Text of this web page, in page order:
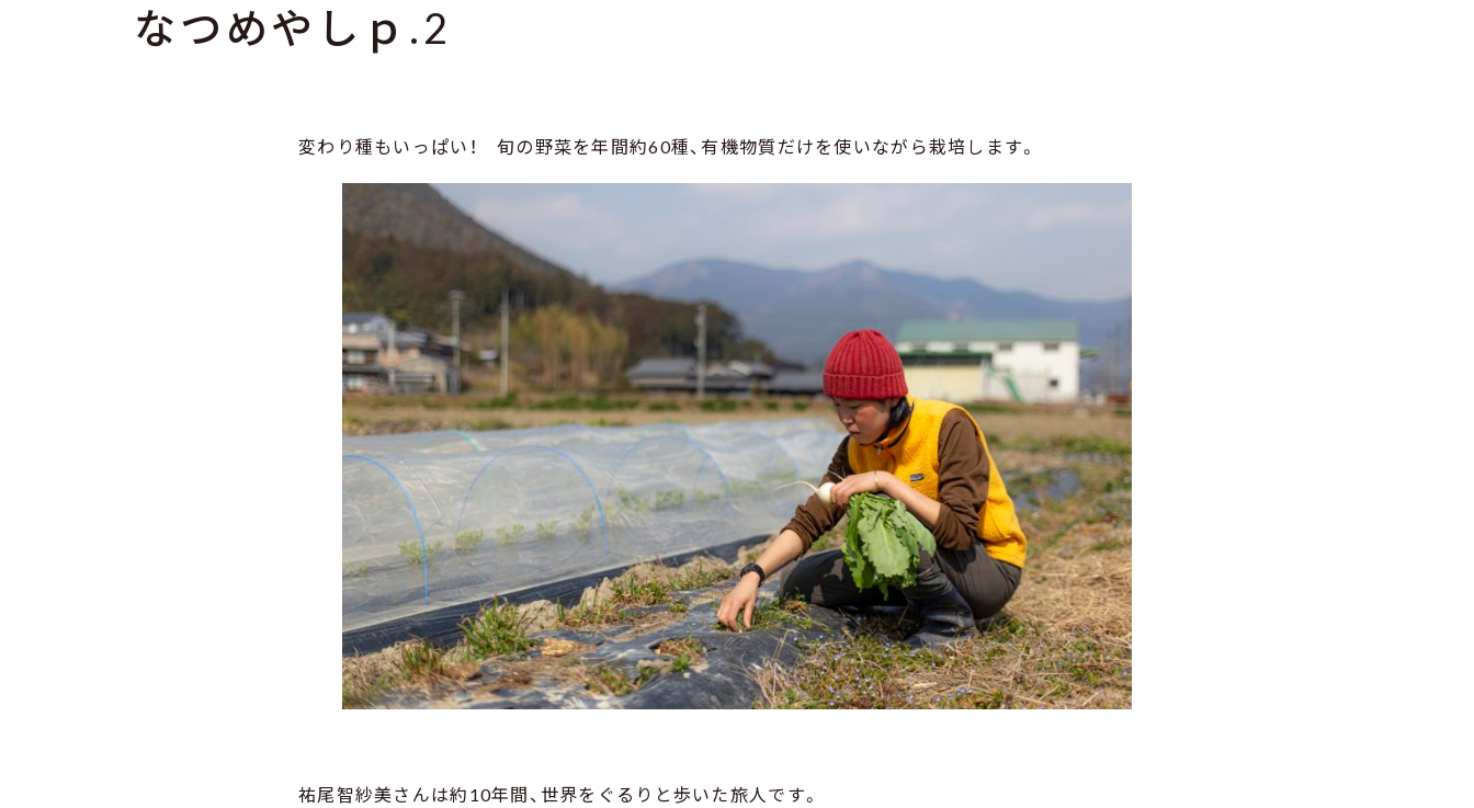
なつめやしｐ.2
変わり種もいっぱい！ 旬の野菜を年間約60種、有機物質だけを使いながら栽培します。
祐尾智紗美さんは約10年間、世界をぐるりと歩いた旅人です。